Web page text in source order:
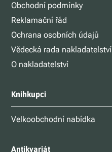
Obchodní podmínky
Reklamační řád
Ochrana osobních údajů
Vědecká rada nakladatelství
O nakladatelství
Knihkupci
Velkoobchodní nabídka
Antikvariát